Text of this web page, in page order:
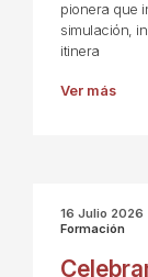
pionera que
simulación,
itinera
Ver más
16 Julio 2026
Formación